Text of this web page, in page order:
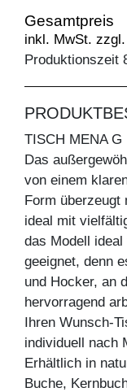
Gesamtpreis
inkl. MwSt.
Produktionszeit
TISCH MENA G
Das
von einem
Form überzeugt
ideal mit
das Modell
geeignet, denn
und Hocker, an
hervorragend
Ihren Wunsch-
individuell nach
Erhältlich in
Buche,